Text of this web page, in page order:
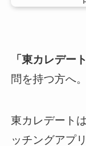
「東カレデー
問を持つ方へ。
東カレデート
ッチングアプ